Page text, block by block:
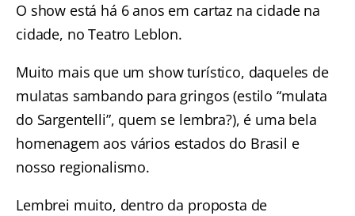
O show está há 6 anos em cartaz na cidade na
cidade, no Teatro Leblon.
Muito mais que um show turístico, daqueles de
mulatas sambando para gringos (estilo “mulata
do Sargentelli”, quem se lembra?), é uma bela
homenagem aos vários estados do Brasil e
nosso regionalismo.
Lembrei muito, dentro da proposta de